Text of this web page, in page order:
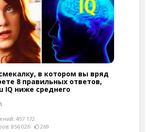
в котором вы вряд
8 правильных ответов,
IQ ниже среднего
457 172
856 026
269